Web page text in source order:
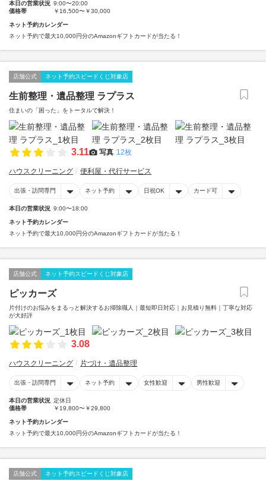
本日の営業状況 9:00〜20:00
価格帯
￥16,500〜￥30,000
ネット予約カレンダー
ネット予約で最大10,000円分のAmazonギフトカードが当たる！
店舗公式 ネット予約スピードくじ対象店
生前整理・遺品整理 ラプラス
住まいの「困った」をトータルで解決！
3.11 写真 12枚
ハウスクリーニング 便利屋・代行サービス
出張・訪問専門 ネット予約 日祝OK カード可
本日の営業状況 9:00〜18:00
ネット予約カレンダー
ネット予約で最大10,000円分のAmazonギフトカードが当たる！
店舗公式 ネット予約スピードくじ対象店
ピッカーズ
片付けのお悩みをまるっと解決するお掃除職人｜最短即日対応｜お見積り無料｜丁寧な対応
が大好評
3.08
ハウスクリーニング 片づけ・遺品整理
出張・訪問専門 ネット予約 女性歓迎 男性歓迎
本日の営業状況 定休日
価格帯
￥19,800〜￥29,800
ネット予約カレンダー
ネット予約で最大10,000円分のAmazonギフトカードが当たる！
店舗公式 ネット予約スピードくじ対象店